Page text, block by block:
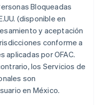
Bloqueadas
(disponible en
y aceptación
conforme a
aplicadas por OFAC.
los Servicios de
son
en México.